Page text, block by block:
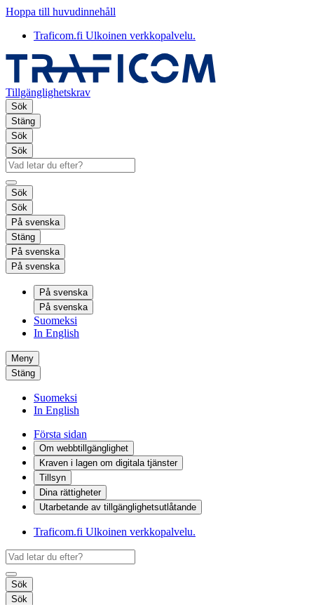
Hoppa till huvudinnehåll
Traficom.fi Ulkoinen verkkopalvelu.
Tillgänglighetskrav
Sök
Stäng
Sök
Sök
Sök
Sök
På svenska
Stäng
På svenska
På svenska
På svenska
På svenska
Suomeksi
In English
Meny
Stäng
Suomeksi
In English
Första sidan
Om webbtillgänglighet
Kraven i lagen om digitala tjänster
Tillsyn
Dina rättigheter
Utarbetande av tillgänglighets­utlåtande
Traficom.fi Ulkoinen verkkopalvelu.
Sök
Sök